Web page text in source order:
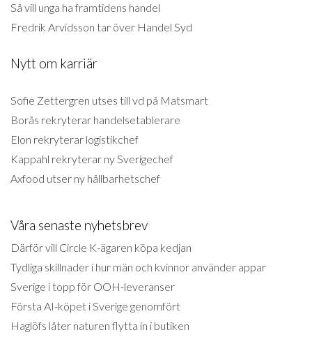
Så vill unga ha framtidens handel
Fredrik Arvidsson tar över Handel Syd
Nytt om karriär
Sofie Zettergren utses till vd på Matsmart
Borås rekryterar handelsetablerare
Elon rekryterar logistikchef
Kappahl rekryterar ny Sverigechef
Axfood utser ny hållbarhetschef
Våra senaste nyhetsbrev
Därför vill Circle K-ägaren köpa kedjan
Tydliga skillnader i hur män och kvinnor använder appar
Sverige i topp för OOH-leveranser
Första AI-köpet i Sverige genomfört
Haglöfs låter naturen flytta in i butiken